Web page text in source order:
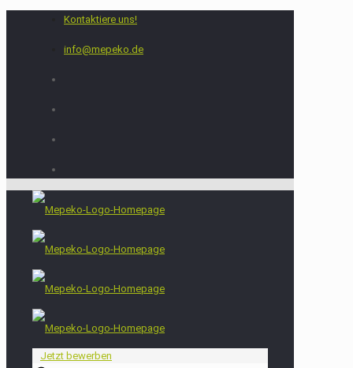
Kontaktiere uns!
info@mepeko.de
Jetzt bewerben